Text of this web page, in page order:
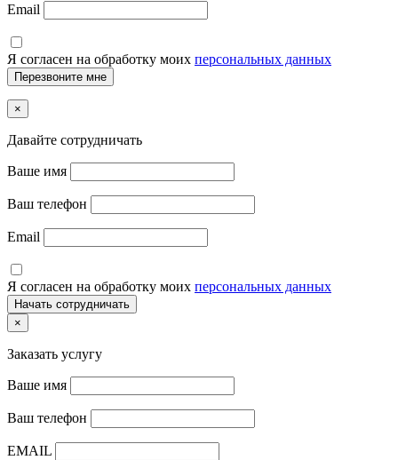
Email
Я согласен на обработку моих персональных данных
×
Давайте сотрудничать
Ваше имя
Ваш телефон
Email
Я согласен на обработку моих персональных данных
×
Заказать услугу
Ваше имя
Ваш телефон
EMAIL